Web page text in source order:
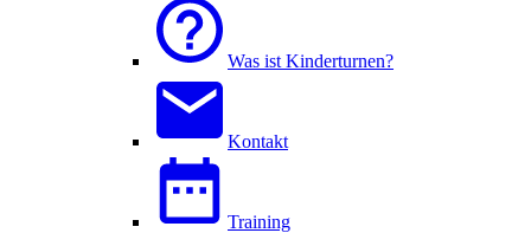
Was ist Kinderturnen?
Kontakt
Training